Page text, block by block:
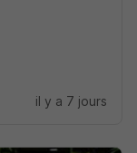
il y a 7 jours